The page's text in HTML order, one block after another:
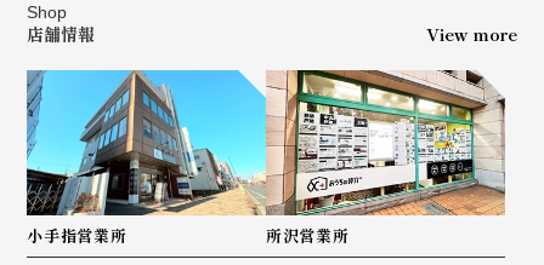
Shop
店舗情報 View more
小手指営業所 所沢営業所